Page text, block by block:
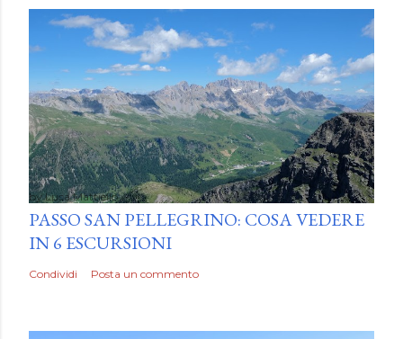
byLuca Mattiello
PASSO SAN PELLEGRINO: COSA VEDERE
IN 6 ESCURSIONI
Condividi Posta un commento